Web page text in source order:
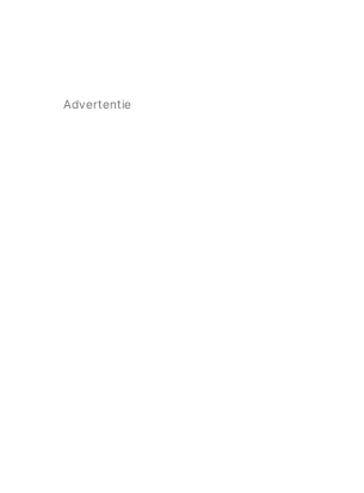
Advertentie